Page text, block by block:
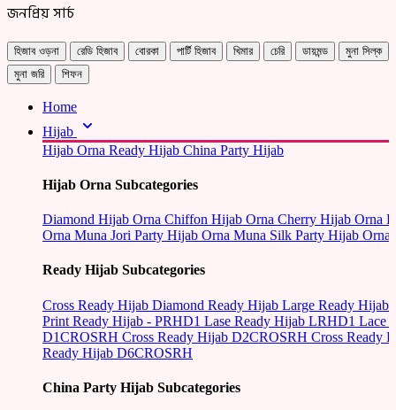
জনপ্রিয় সার্চ
হিজাব ওড়না রেডি হিজাব বোরকা পার্টি হিজাব খিমার চেরি ডায়মন্ড
মুনা সিল্ক
মুনা জরি
শিফন
Home
Hijab
Hijab Orna Ready Hijab China Party Hijab
Hijab Orna Subcategories
Diamond Hijab Orna Chiffon Hijab Orna Cherry Hijab Orna
Orna Muna Jori Party Hijab Orna Muna Silk Party Hijab Orna
Ready Hijab Subcategories
Cross Ready Hijab Diamond Ready Hijab Large Ready Hijab
Print Ready Hijab - PRHD1 Lase Ready Hijab LRHD1 Lace
D1CROSRH Cross Ready Hijab D2CROSRH Cross Ready
Ready Hijab D6CROSRH
China Party Hijab Subcategories